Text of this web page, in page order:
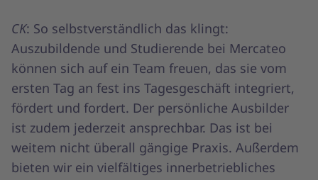
CK: So selbstverständlich das klingt:
Auszubildende und Studierende bei Mercateo
können sich auf ein Team freuen, das sie vom
ersten Tag an fest ins Tagesgeschäft integriert,
fördert und fordert. Der persönliche Ausbilder
ist zudem jederzeit ansprechbar. Das ist bei
weitem nicht überall gängige Praxis. Außerdem
bieten wir ein vielfältiges innerbetriebliches